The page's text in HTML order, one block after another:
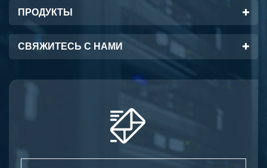
ПРОДУКТЫ
СВЯЖИТЕСЬ С НАМИ